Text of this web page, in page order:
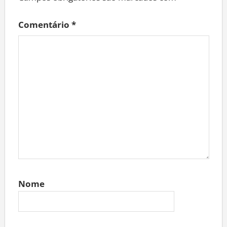
Comentário *
Nome